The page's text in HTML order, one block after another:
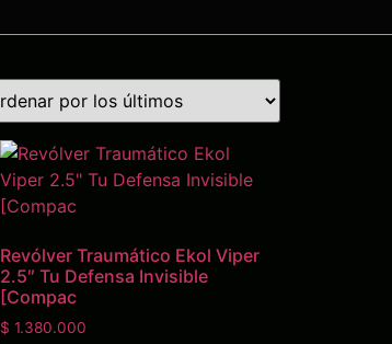
Revólver Traumático Ekol Viper
2.5″ Tu Defensa Invisible
[Compac
$ 1.380.000